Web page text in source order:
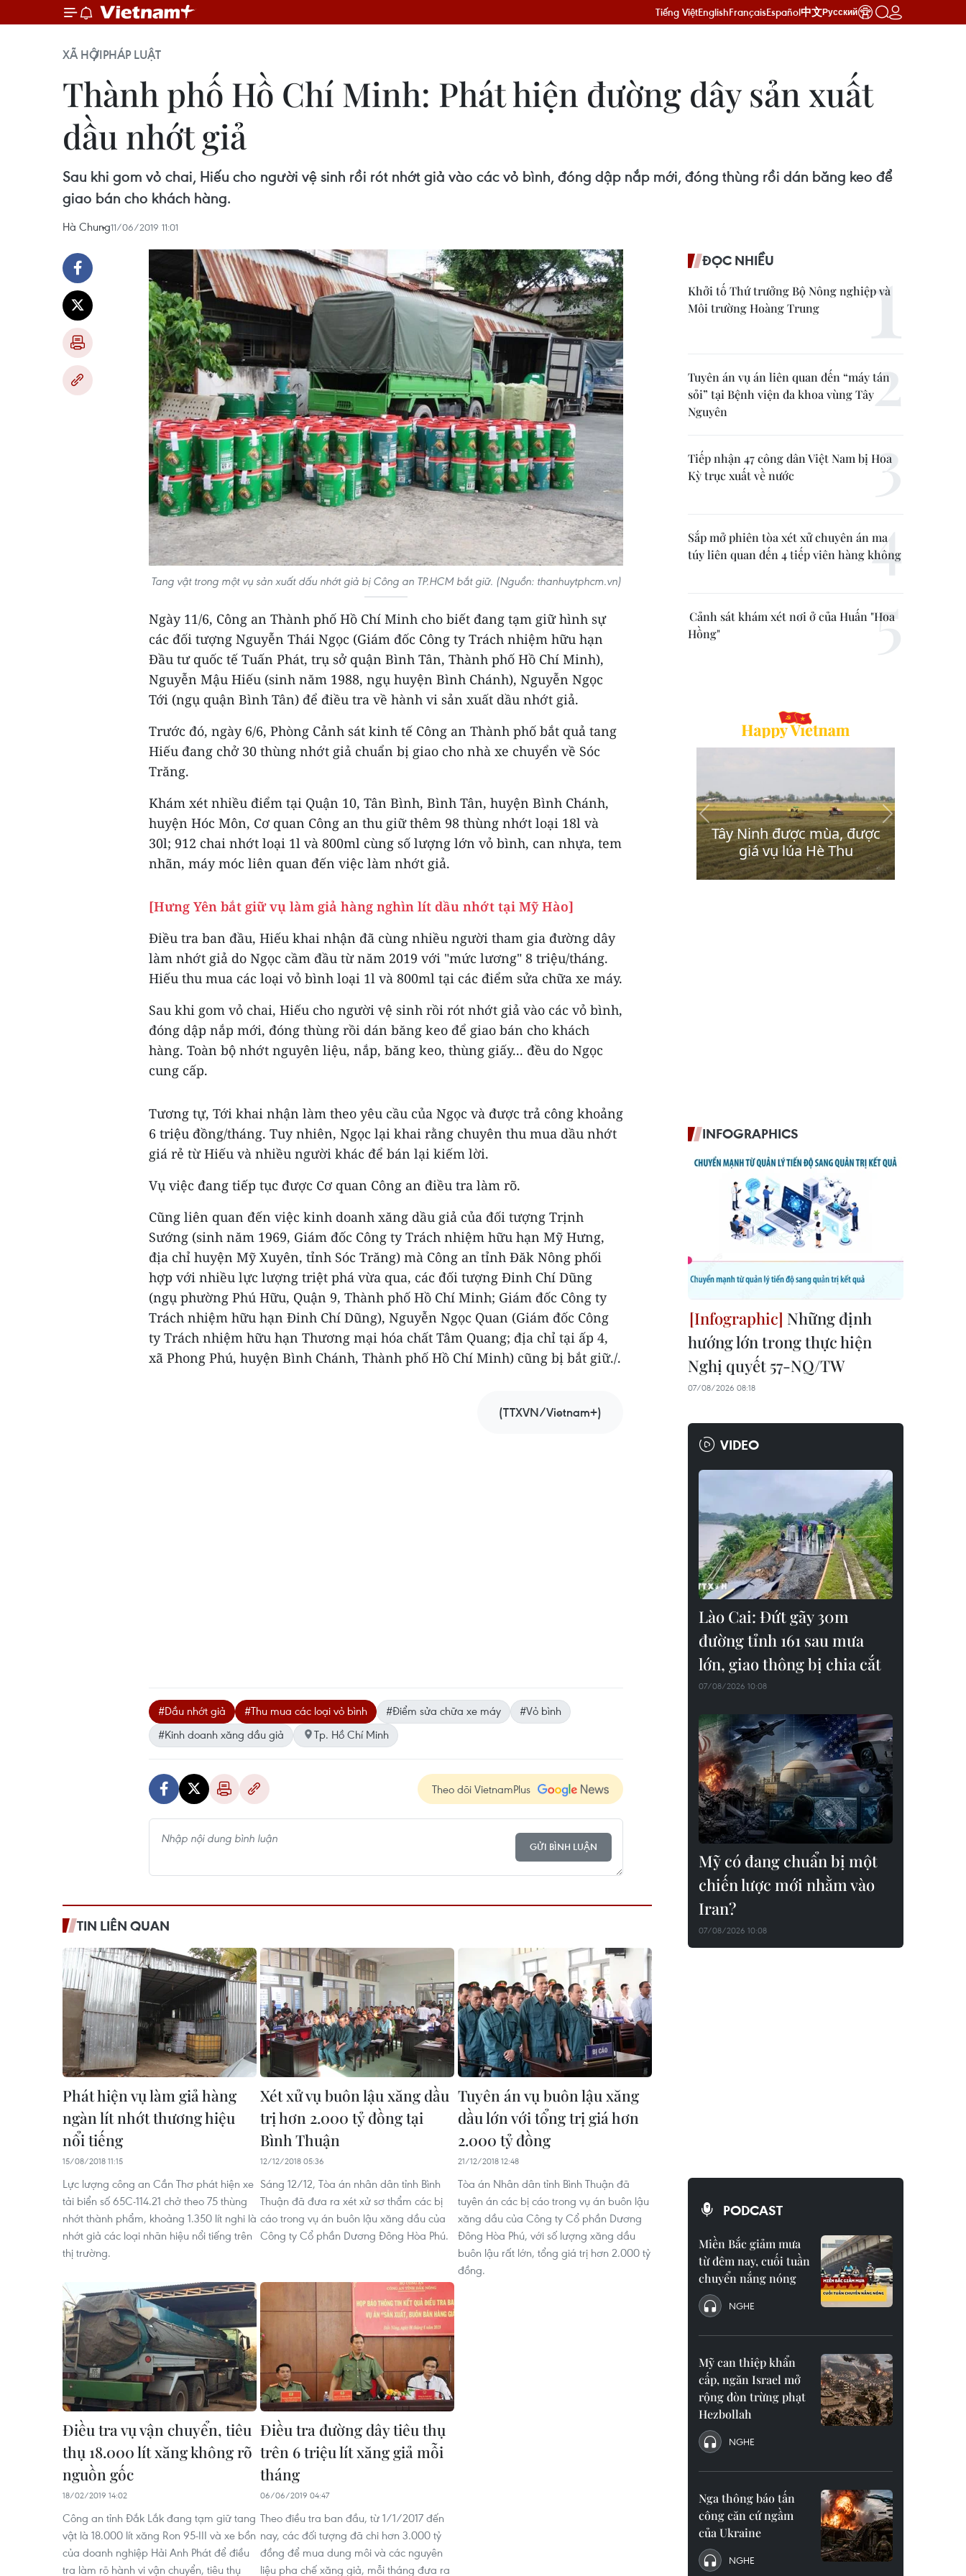
Tiếng ViệtEnglishFrançaisEspañol中文Русский
XÃ HỘIPHÁP LUẬT
Thành phố Hồ Chí Minh: Phát hiện đường dây sản xuất
dầu nhớt giả
Sau khi gom vỏ chai, Hiếu cho người vệ sinh rồi rót nhớt giả vào các vỏ bình, đóng dập nắp mới, đóng thùng rồi dán băng keo để
giao bán cho khách hàng.
Hà Chung11/06/2019 11:01
Tang vật trong một vụ sản xuất dấu nhớt giả bị Công an TP.HCM bắt giữ. (Nguồn: thanhuytphcm.vn)
Ngày 11/6, Công an Thành phố Hồ Chí Minh cho biết đang tạm giữ hình sự
các đối tượng Nguyễn Thái Ngọc (Giám đốc Công ty Trách nhiệm hữu hạn
Đầu tư quốc tế Tuấn Phát, trụ sở quận Bình Tân, Thành phố Hồ Chí Minh),
Nguyễn Mậu Hiếu (sinh năm 1988, ngụ huyện Bình Chánh), Nguyễn Ngọc
Tới (ngụ quận Bình Tân) để điều tra về hành vi sản xuất dầu nhớt giả.
Trước đó, ngày 6/6, Phòng Cảnh sát kinh tế Công an Thành phố bắt quả tang
Hiếu đang chở 30 thùng nhớt giả chuẩn bị giao cho nhà xe chuyển về Sóc
Trăng.
Khám xét nhiều điểm tại Quận 10, Tân Bình, Bình Tân, huyện Bình Chánh,
huyện Hóc Môn, Cơ quan Công an thu giữ thêm 98 thùng nhớt loại 18l và
30l; 912 chai nhớt loại 1l và 800ml cùng số lượng lớn vỏ bình, can nhựa, tem
nhãn, máy móc liên quan đến việc làm nhớt giả.
[Hưng Yên bắt giữ vụ làm giả hàng nghìn lít dầu nhớt tại Mỹ Hào]
Điều tra ban đầu, Hiếu khai nhận đã cùng nhiều người tham gia đường dây
làm nhớt giả do Ngọc cầm đầu từ năm 2019 với "mức lương" 8 triệu/tháng.
Hiếu thu mua các loại vỏ bình loại 1l và 800ml tại các điểm sửa chữa xe máy.
Sau khi gom vỏ chai, Hiếu cho người vệ sinh rồi rót nhớt giả vào các vỏ bình,
đóng dập nắp mới, đóng thùng rồi dán băng keo để giao bán cho khách
hàng. Toàn bộ nhớt nguyên liệu, nắp, băng keo, thùng giấy... đều do Ngọc
cung cấp.
Tương tự, Tới khai nhận làm theo yêu cầu của Ngọc và được trả công khoảng
6 triệu đồng/tháng. Tuy nhiên, Ngọc lại khai rằng chuyên thu mua dầu nhớt
giá rẻ từ Hiếu và nhiều người khác để bán lại kiếm lời.
Vụ việc đang tiếp tục được Cơ quan Công an điều tra làm rõ.
Cũng liên quan đến việc kinh doanh xăng dầu giả của đối tượng Trịnh
Sướng (sinh năm 1969, Giám đốc Công ty Trách nhiệm hữu hạn Mỹ Hưng,
địa chỉ huyện Mỹ Xuyên, tỉnh Sóc Trăng) mà Công an tỉnh Đăk Nông phối
hợp với nhiều lực lượng triệt phá vừa qua, các đối tượng Đinh Chí Dũng
(ngụ phường Phú Hữu, Quận 9, Thành phố Hồ Chí Minh; Giám đốc Công ty
Trách nhiệm hữu hạn Đinh Chí Dũng), Nguyễn Ngọc Quan (Giám đốc Công
ty Trách nhiệm hữu hạn Thương mại hóa chất Tâm Quang; địa chỉ tại ấp 4,
xã Phong Phú, huyện Bình Chánh, Thành phố Hồ Chí Minh) cũng bị bắt giữ./.
(TTXVN/Vietnam+)
#Dầu nhớt giả #Thu mua các loại vỏ bình #Điểm sửa chữa xe máy
#Vỏ bình
#Kinh doanh xăng dầu giả
Tp. Hồ Chí Minh
Theo dõi VietnamPlus
GỬI BÌNH LUẬN
TIN LIÊN QUAN
Phát hiện vụ làm giả hàng
ngàn lít nhớt thương hiệu
nổi tiếng
15/08/2018 11:15
Lực lượng công an Cần Thơ phát hiện xe
tải biển số 65C-114.21 chở theo 75 thùng
nhớt thành phẩm, khoảng 1.350 lít nghi là
nhớt giả các loại nhãn hiệu nổi tiếng trên
thị trường.
Xét xử vụ buôn lậu xăng dầu
trị hơn 2.000 tỷ đồng tại
Bình Thuận
12/12/2018 05:36
Sáng 12/12, Tòa án nhân dân tỉnh Bình
Thuận đã đưa ra xét xử sơ thẩm các bị
cáo trong vụ án buôn lậu xăng dầu của
Công ty Cổ phần Dương Đông Hòa Phú.
Tuyên án vụ buôn lậu xăng
dầu lớn với tổng trị giá hơn
2.000 tỷ đồng
21/12/2018 12:48
Tòa án Nhân dân tỉnh Bình Thuận đã
tuyên án các bị cáo trong vụ án buôn lậu
xăng dầu của Công ty Cổ phần Dương
Đông Hòa Phú, với số lượng xăng dầu
buôn lậu rất lớn, tổng giá trị hơn 2.000 tỷ
đồng.
Điều tra vụ vận chuyển, tiêu
thụ 18.000 lít xăng không rõ
nguồn gốc
18/02/2019 14:02
Công an tỉnh Đắk Lắk đang tạm giữ tang
vật là 18.000 lít xăng Ron 95-III và xe bồn
của doanh nghiệp Hải Anh Phát để điều
tra làm rõ hành vi vận chuyển, tiêu thụ
Điều tra đường dây tiêu thụ
trên 6 triệu lít xăng giả mỗi
tháng
06/06/2019 04:47
Theo điều tra ban đầu, từ 1/1/2017 đến
nay, các đối tượng đã chi hơn 3.000 tỷ
đồng để mua dung môi và các nguyên
liệu pha chế xăng giả, mỗi tháng đưa ra
ĐỌC NHIỀU
Khởi tố Thứ trưởng Bộ Nông nghiệp và
Môi trường Hoàng Trung
Tuyên án vụ án liên quan đến “máy tán
sỏi” tại Bệnh viện đa khoa vùng Tây
Nguyên
Tiếp nhận 47 công dân Việt Nam bị Hoa
Kỳ trục xuất về nước
Sắp mở phiên tòa xét xử chuyên án ma
túy liên quan đến 4 tiếp viên hàng không
Cảnh sát khám xét nơi ở của Huấn "Hoa
Hồng"
INFOGRAPHICS
Những định
hướng lớn trong thực hiện
Nghị quyết 57-NQ/TW
07/08/2026 08:18
VIDEO
Lào Cai: Đứt gãy 30m
đường tỉnh 161 sau mưa
lớn, giao thông bị chia cắt
07/08/2026 10:08
Mỹ có đang chuẩn bị một
chiến lược mới nhằm vào
Iran?
07/08/2026 10:08
PODCAST
Miền Bắc giảm mưa
từ đêm nay, cuối tuần
chuyển nắng nóng
NGHE
Mỹ can thiệp khẩn
cấp, ngăn Israel mở
rộng đòn trừng phạt
Hezbollah
NGHE
Nga thông báo tấn
công căn cứ ngầm
của Ukraine
NGHE